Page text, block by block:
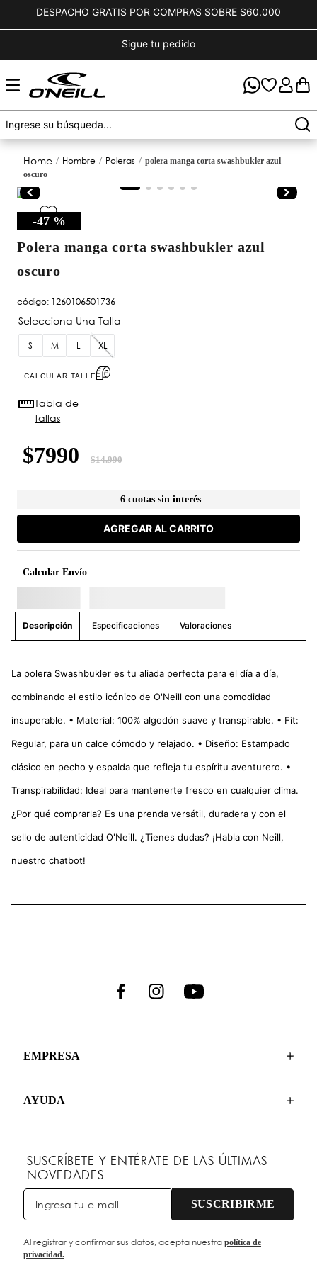
DESPACHO GRATIS POR COMPRAS SOBRE $60.000
Sigue tu pedido
hombre poleras
polera manga corta swashbukler azul
oscuro
-47 %
polera manga corta swashbukler azul
oscuro
código: 1260106501736
S M L XL
CALCULAR TALLE
Tabla de
tallas
$7990 $14.990
6 cuotas sin interés
AGREGAR AL CARRITO
Calcular Envío
Descripción Especificaciones Valoraciones
La polera Swashbukler es tu aliada perfecta para el día a día,
combinando el estilo icónico de O'Neill con una comodidad
insuperable. • Material: 100% algodón suave y transpirable. • Fit:
Regular, para un calce cómodo y relajado. • Diseño: Estampado
clásico en pecho y espalda que refleja tu espíritu aventurero. •
Transpirabilidad: Ideal para mantenerte fresco en cualquier clima.
¿Por qué comprarla? Es una prenda versátil, duradera y con el
sello de autenticidad O'Neill. ¿Tienes dudas? ¡Habla con Neill,
nuestro chatbot!
EMPRESA
AYUDA
SUSCRÍBETE Y ENTÉRATE DE LAS ÚLTIMAS
NOVEDADES
SUSCRIBIRME
Al registrar y confirmar sus datos, acepta nuestra política de
privacidad.